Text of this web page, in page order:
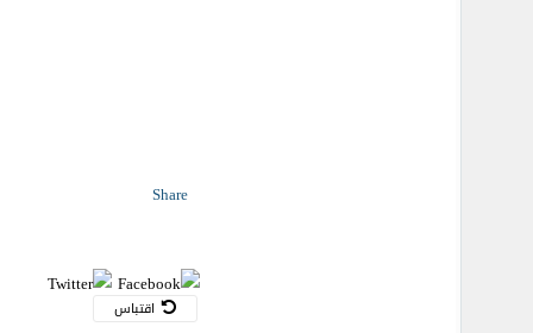
Share
اقتباس